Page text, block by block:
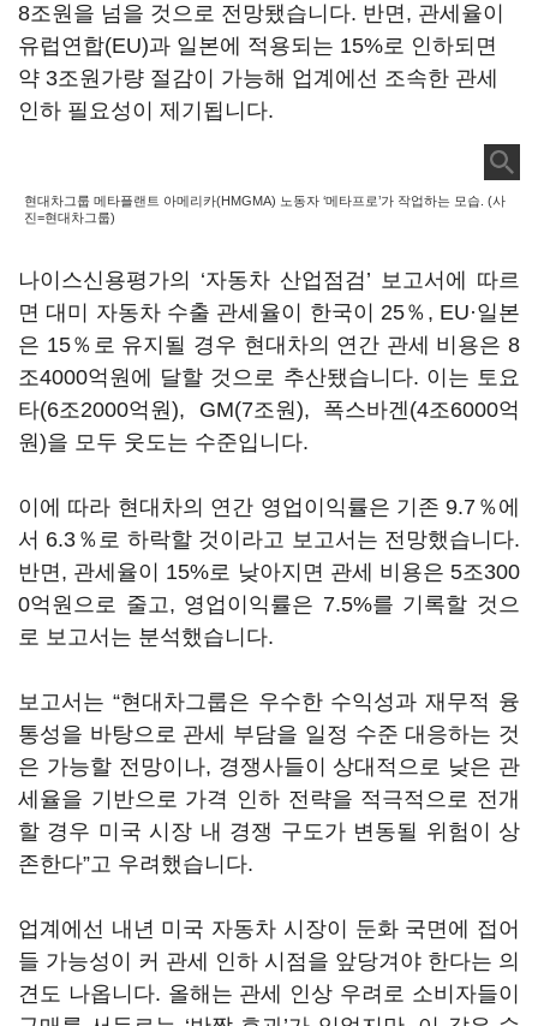
8조원을 넘을 것으로 전망됐습니다. 반면, 관세율이
유럽연합(EU)과 일본에 적용되는 15%로 인하되면
약 3조원가량 절감이 가능해 업계에선 조속한 관세
인하 필요성이 제기됩니다.
현대차그룹 메타플랜트 아메리카(HMGMA) 노동자 ‘메타프로’가 작업하는 모습. (사
진=현대차그룹)
나이스신용평가의 ‘자동차 산업점검’ 보고서에 따르
면 대미 자동차 수출 관세율이 한국이 25％, EU·일본
은 15％로 유지될 경우 현대차의 연간 관세 비용은 8
조4000억원에 달할 것으로 추산됐습니다. 이는 토요
타(6조2000억원), GM(7조원), 폭스바겐(4조6000억
원)을 모두 웃도는 수준입니다.
이에 따라 현대차의 연간 영업이익률은 기존 9.7％에
서 6.3％로 하락할 것이라고 보고서는 전망했습니다.
반면, 관세율이 15%로 낮아지면 관세 비용은 5조300
0억원으로 줄고, 영업이익률은 7.5%를 기록할 것으
로 보고서는 분석했습니다.
보고서는 “현대차그룹은 우수한 수익성과 재무적 융
통성을 바탕으로 관세 부담을 일정 수준 대응하는 것
은 가능할 전망이나, 경쟁사들이 상대적으로 낮은 관
세율을 기반으로 가격 인하 전략을 적극적으로 전개
할 경우 미국 시장 내 경쟁 구도가 변동될 위험이 상
존한다”고 우려했습니다.
업계에선 내년 미국 자동차 시장이 둔화 국면에 접어
들 가능성이 커 관세 인하 시점을 앞당겨야 한다는 의
견도 나옵니다. 올해는 관세 인상 우려로 소비자들이